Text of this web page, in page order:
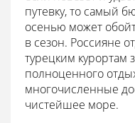
путевку, то самый
осенью может
в сезон. Россияне
турецким курортам
полноценного
многочисленные
чистейшее море.